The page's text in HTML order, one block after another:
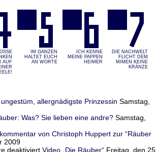
G
D
I
S
IM GANZEN
HALTET EUCH
AN WORTE
ICH KENNE
MEINE PAPPEN
HEIMER
DIE NACHWELT
FLICHT DEM
MIMEN KEINE
KRÄNZE
allergnädigste Prinzessin Samstag,
Was? Sie lieben eine andre? Samstag,
von Christoph Huppert zur “Räuber
2009
deaktiviertfür
Video „Die Räuber“ Freitag, den 25.